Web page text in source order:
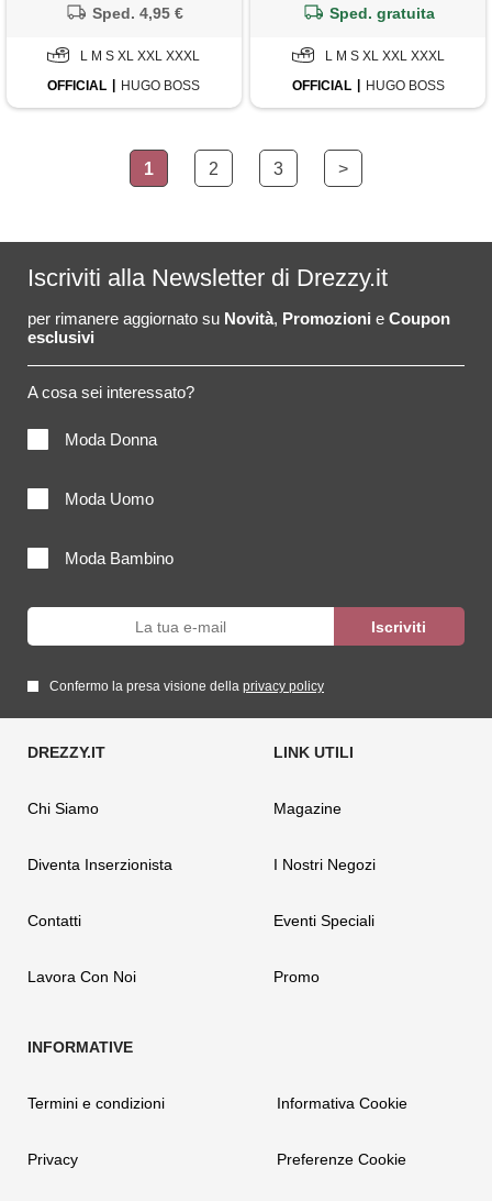
Sped. 4,95 €
L M S XL XXL XXXL
OFFICIAL
HUGO BOSS
Sped. gratuita
L M S XL XXL XXXL
OFFICIAL
HUGO BOSS
1 2 3 >
Iscriviti alla Newsletter di Drezzy.it
per rimanere aggiornato su Novità, Promozioni e Coupon
esclusivi
A cosa sei interessato?
Moda Donna
Moda Uomo
Moda Bambino
Confermo la presa visione della privacy policy
Chi Siamo
Diventa Inserzionista
Contatti
Lavora Con Noi
Magazine
I Nostri Negozi
Eventi Speciali
Promo
Termini e condizioni
Privacy
Informativa Cookie
Preferenze Cookie